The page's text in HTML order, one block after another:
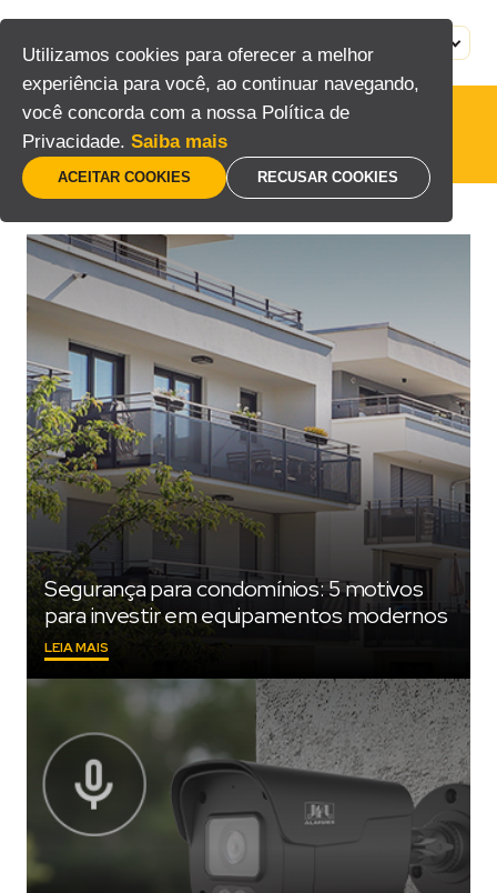
Utilizamos cookies para oferecer a melhor
experiência para você, ao continuar navegando,
você concorda com a nossa Política de
Privacidade. Saiba mais
RECUSAR COOKIES
ACEITAR COOKIES
conteúdo
Home/Posts marcados com a tag “instalação CFTV”
Segurança para condomínios: 5 motivos
para investir em equipamentos modernos
LEIA MAIS
PARA
PARA
INVESTIR
EM
EQUIPAMENTOS
MODERNOS"